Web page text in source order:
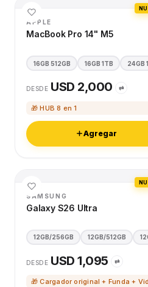
APPLE
MacBook Pro 14" M5
16GB 512GB 16GB 1TB 24GB
DESDE USD 2,000 ⇄
🎁 HUB 8 en 1
Agregar
SAMSUNG
Galaxy S26 Ultra
12GB/256GB 12GB/512GB
DESDE USD 1,095 ⇄
🎁 Cargador original + Funda +